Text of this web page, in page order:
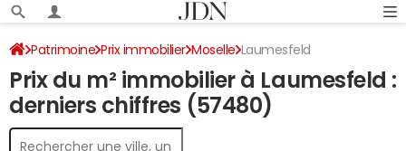
Patrimoine Prix immobilier Moselle Laumesfeld
Prix du m² immobilier à Laumesfeld :
derniers chiffres (57480)